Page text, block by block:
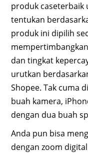
produk caseterbaik
tentukan
produk ini dipilih
dan tingkat
urutkan
Shopee. Tak cuma
buah kamera,
dengan dua buah
Anda pun bisa
dengan zoom